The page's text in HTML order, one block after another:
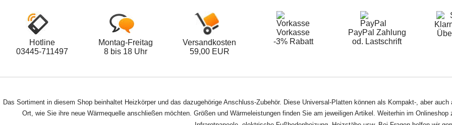
Hotline
03445-711497
Montag-Freitag
8 bis 18 Uhr
Versandkosten
59,00 EUR
Vorkasse
-3% Rabatt
PayPal Zahlung
od. Lastschrift
Das Sortiment in diesem Shop beinhaltet Heizkörper und das dazugehörige Anschluss-Zubehör. Diese Universal-Platten können als Kompakt-, aber
Ort, wie Sie ihre neue Wärmequelle anschließen möchten. Größen und Wärmeleistungen finden Sie am jeweiligen Artikel. Weiterhin im